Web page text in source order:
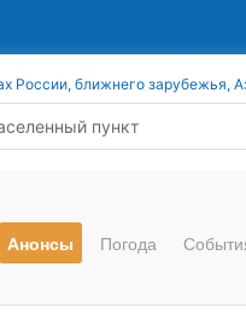
России, ближнего зарубежья,
Анонсы Погода